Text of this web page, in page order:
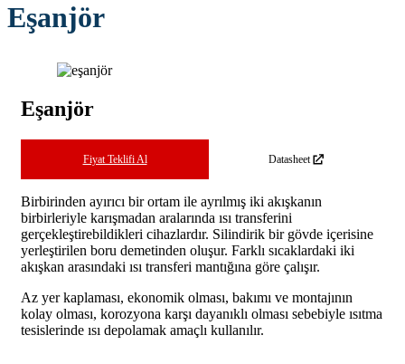
Eşanjör
Eşanjör
Fiyat Teklifi Al Datasheet
Birbirinden ayırıcı bir ortam ile ayrılmış iki akışkanın
birbirleriyle karışmadan aralarında ısı transferini
gerçekleştirebildikleri cihazlardır. Silindirik bir gövde içerisine
yerleştirilen boru demetinden oluşur. Farklı sıcaklardaki iki
akışkan arasındaki ısı transferi mantığına göre çalışır.
Az yer kaplaması, ekonomik olması, bakımı ve montajının
kolay olması, korozyona karşı dayanıklı olması sebebiyle ısıtma
tesislerinde ısı depolamak amaçlı kullanılır.